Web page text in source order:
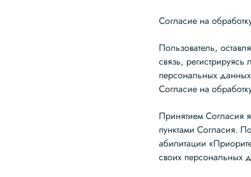
Согласие на
Пользователь,
связь,
персональных данных
Согласие на
Принятием Согласия
пунктами Согласия.
абилитации
своих персональных